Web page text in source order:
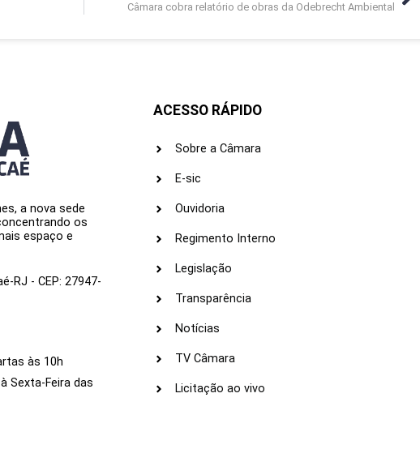
Câmara cobra relatório de obras da Odebrecht Ambiental
a nova sede
os
espaço e
RJ - CEP: 27947-
às 10h
Sexta-Feira das
ACESSO RÁPIDO
Sobre a Câmara
E-sic
Ouvidoria
Regimento Interno
Legislação
Transparência
Notícias
TV Câmara
Licitação ao vivo